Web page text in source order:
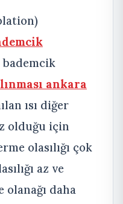
bademcik
ankara
ısı diğer
olduğu için
olasılığı çok
az ve
daha